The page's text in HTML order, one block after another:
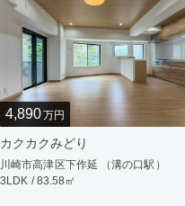
4,890万円
カクカクみどり
川崎市高津区下作延 （溝の口駅）
3LDK / 83.58㎡